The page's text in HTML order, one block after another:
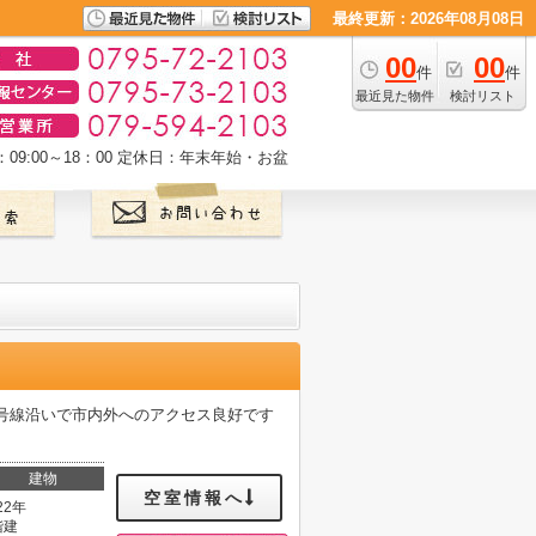
最終更新：2026年08月08日
00件
最近見た物件
00件
検討リスト
09:00～18：00 定休日：年末年始・お盆
沿いで市内外へのアクセス良好です
建物
年
建
空室情報へ